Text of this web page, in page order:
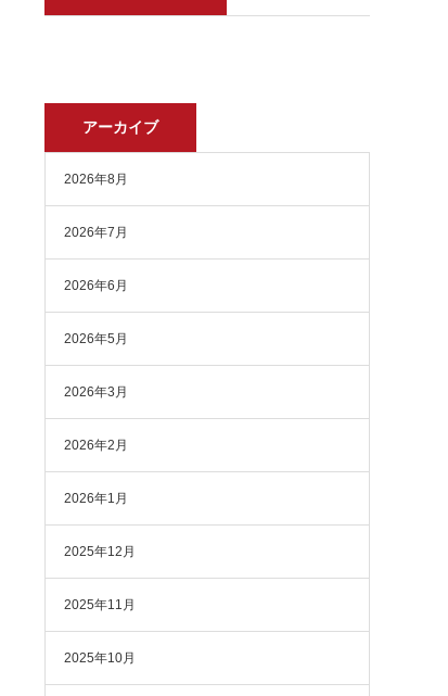
アーカイブ
2026年8月
2026年7月
2026年6月
2026年5月
2026年3月
2026年2月
2026年1月
2025年12月
2025年11月
2025年10月